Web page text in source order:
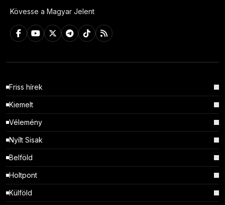
Kövesse a Magyar Jelent
Friss hírek
Kiemelt
Vélemény
Nyílt Sisak
Belföld
Holtpont
Külföld